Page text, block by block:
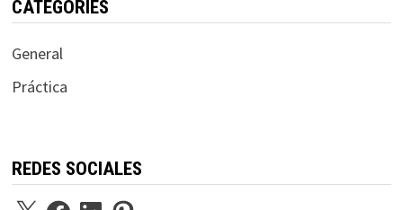
¿POR DONDE EMPIEZO?
Visita nuestra Guía de Aprendizaje
CATEGORIES